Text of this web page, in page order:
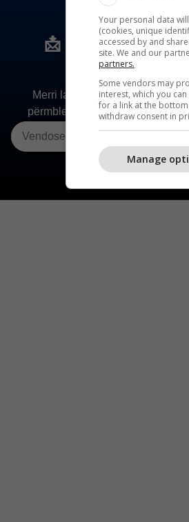
Your personal data
(cookies, unique
accessed by and
site. We and our
partners.
Some vendors may
interest, which you
for a link at the
withdraw consent in
Manage